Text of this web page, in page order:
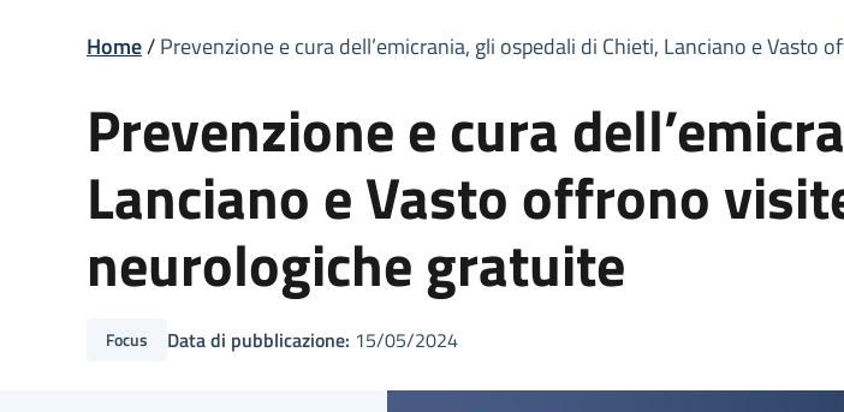
Home/Prevenzione e cura dell’emicrania, gli ospedali di Chieti, Lanciano e
Prevenzione e cura
Lanciano e Vasto offrono
neurologiche gratuite
Focus Data di pubblicazione: 15/05/2024